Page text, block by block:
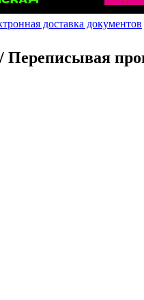
доставка документов
/ Переписывая